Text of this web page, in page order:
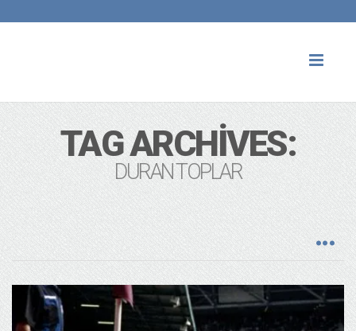
TAG ARCHIVES:
DURAN TOPLAR